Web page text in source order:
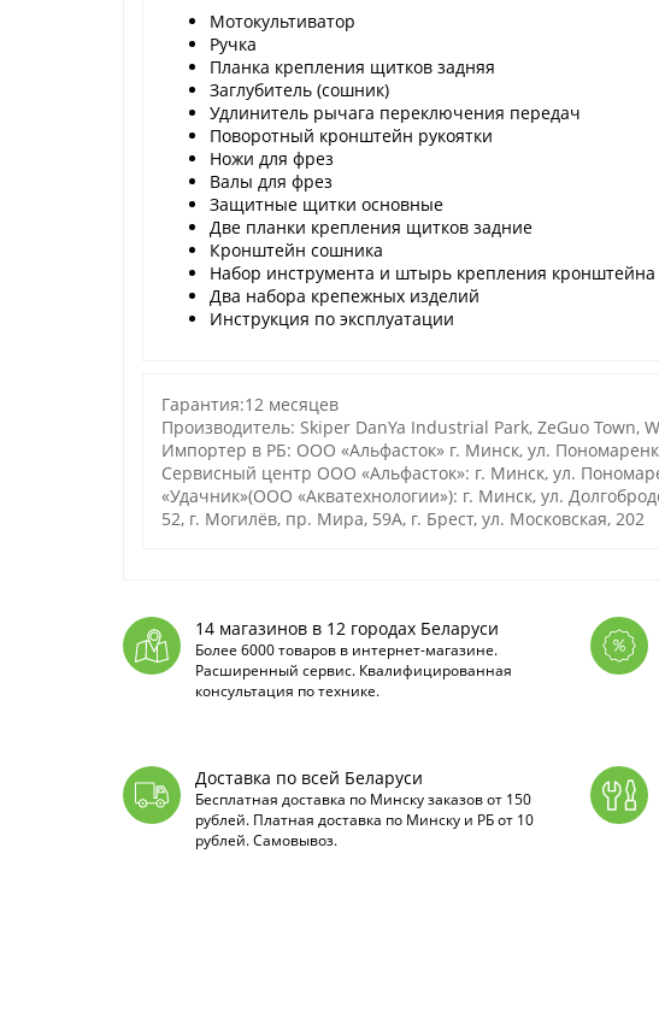
Мотокультиватор
Ручка
Планка крепления щитков задняя
Заглубитель (сошник)
Удлинитель рычага переключения передач
Поворотный кронштейн рукоятки
Ножи для фрез
Валы для фрез
Защитные щитки основные
Две планки крепления щитков задние
Кронштейн сошника
Набор инструмента и штырь крепления
Два набора крепежных изделий
Инструкция по эксплуатации
Гарантия:12 месяцев
Производитель: Skiper DanYa Industrial Park, ZeGuo Town,
Импортер в РБ: ООО «Альфасток» г. Минск, ул.
Сервисный центр ООО «Альфасток»: г. Минск, ул.
«Удачник»(ООО «Акватехнологии»): г. Минск, ул.
52, г. Могилёв, пр. Мира, 59А, г. Брест, ул. Московская, 202
14 магазинов в 12 городах Беларуси
Более 6000 товаров в интернет-магазине.
Расширенный сервис. Квалифицированная
консультация по технике.
Доставка по всей Беларуси
Бесплатная доставка по Минску заказов от 150
рублей. Платная доставка по Минску и РБ от 10
рублей. Самовывоз.